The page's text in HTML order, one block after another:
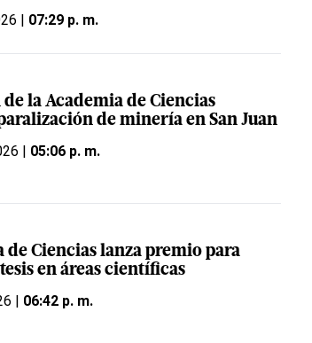
| 07:29 p. m.
la Academia de Ciencias
de minería en San Juan
| 05:06 p. m.
de Ciencias lanza premio para
en áreas científicas
| 06:42 p. m.